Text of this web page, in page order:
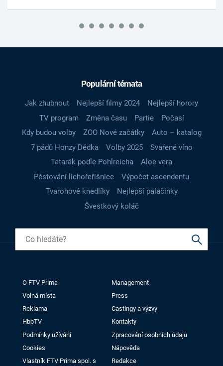
Populární témata
Jak zhubnout Nejlepší filmy 2024
Nejlepší horory
TV program
Změna času Partie
Počasí
Kdy budou volby
ZOO Nové začátky
Auto – katalog
7 pádů Honzy Dědka
Volby 2025
Svařené víno
Tatarák podle Pohlreicha
Aloe vera
Pěstování lichořeřišnice
Výpočet ascendentu
Tvarohové knedlíky
Nejlepší palačinky
Švestkový koláč
O FTV Prima
Management
Volná místa
Press
Reklama
Castingy a výzvy
HbbTV
Kontakty
Podmínky užívání
Zpracování osobních údajů
Cookies
Nápověda
Vlastník FTV Prima spol. s
Redakce